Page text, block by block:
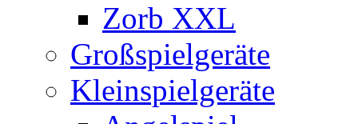
Zorb XXL
Großspielgeräte
Kleinspielgeräte